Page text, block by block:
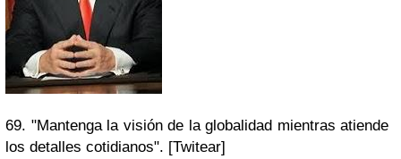
69. "Mantenga la visión de la globalidad mientras atiende
los detalles cotidianos". [Twitear]